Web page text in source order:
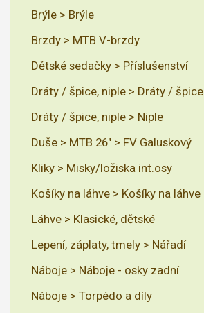
Brýle > Brýle
Brzdy > MTB V-brzdy
Dětské sedačky > Příslušenství
Dráty / špice, niple > Dráty / špice
Dráty / špice, niple > Niple
Duše > MTB 26" > FV Galuskový
Kliky > Misky/ložiska int.osy
Košíky na láhve > Košíky na láhve
Láhve > Klasické, dětské
Lepení, záplaty, tmely > Nářadí
Náboje > Náboje - osky zadní
Náboje > Torpédo a díly